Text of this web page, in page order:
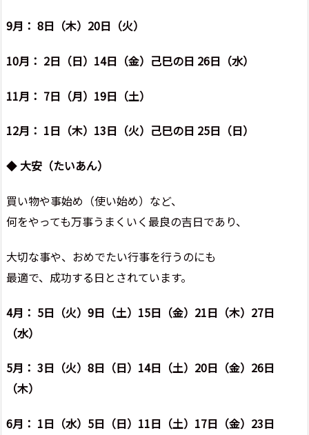
9月： 8日（木）20日（火）
10月： 2日（日）14日（金）己巳の日 26日（水）
11月： 7日（月）19日（土）
12月： 1日（木）13日（火）己巳の日 25日（日）
◆大安（たいあん）
買い物や事始め（使い始め）など、
何をやっても万事うまくいく最良の吉日であり、
大切な事や、おめでたい行事を行うのにも
最適で、成功する日とされています。
4月： 5日（火）9日（土）15日（金）21日（木）27日
（水）
5月： 3日（火）8日（日）14日（土）20日（金）26日
（木）
6月： 1日（水）5日（日）11日（土）17日（金）23日